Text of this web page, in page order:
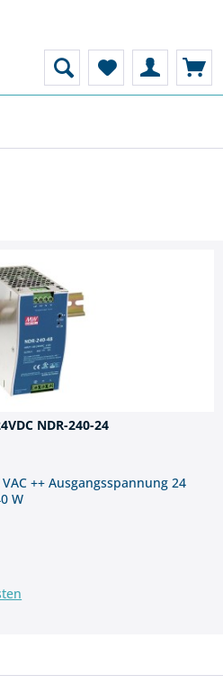
NDR-240-24
++ Ausgangsspannung 24
W